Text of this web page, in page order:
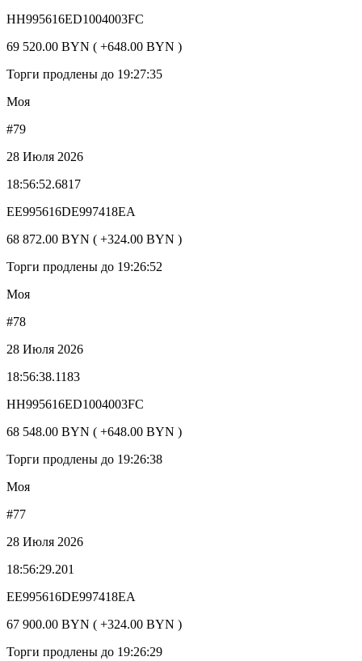
HH995616ED1004003FC
69 520.00 BYN ( +648.00 BYN )
Торги продлены до 19:27:35
Моя
#79
28 Июля 2026
18:56:52.6817
EE995616DE997418EA
68 872.00 BYN ( +324.00 BYN )
Торги продлены до 19:26:52
Моя
#78
28 Июля 2026
18:56:38.1183
HH995616ED1004003FC
68 548.00 BYN ( +648.00 BYN )
Торги продлены до 19:26:38
Моя
#77
28 Июля 2026
18:56:29.201
EE995616DE997418EA
67 900.00 BYN ( +324.00 BYN )
Торги продлены до 19:26:29